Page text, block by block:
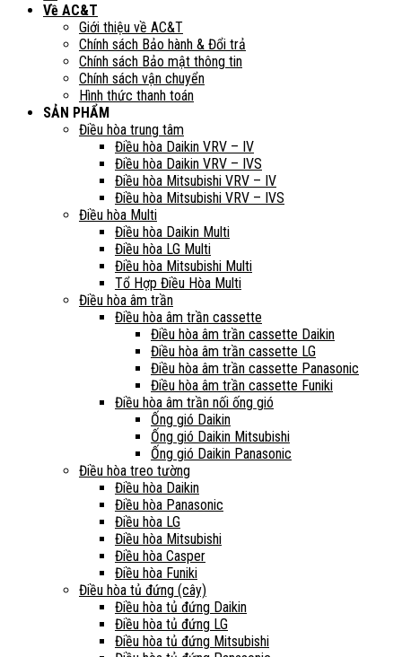
Về AC&T
Giới thiệu về AC&T
Chính sách Bảo hành & Đổi trả
Chính sách Bảo mật thông tin
Chính sách vận chuyển
Hình thức thanh toán
SẢN PHẨM
Điều hòa trung tâm
Điều hòa Daikin VRV – IV
Điều hòa Daikin VRV – IVS
Điều hòa Mitsubishi VRV – IV
Điều hòa Mitsubishi VRV – IVS
Điều hòa Multi
Điều hòa Daikin Multi
Điều hòa LG Multi
Điều hòa Mitsubishi Multi
Tổ Hợp Điều Hòa Multi
Điều hòa âm trần
Điều hòa âm trần cassette
Điều hòa âm trần cassette Daikin
Điều hòa âm trần cassette LG
Điều hòa âm trần cassette Panasonic
Điều hòa âm trần cassette Funiki
Điều hòa âm trần nối ống gió
Ống gió Daikin
Ống gió Daikin Mitsubishi
Ống gió Daikin Panasonic
Điều hòa treo tường
Điều hòa Daikin
Điều hòa Panasonic
Điều hòa LG
Điều hòa Mitsubishi
Điều hòa Casper
Điều hòa Funiki
Điều hòa tủ đứng (cây)
Điều hòa tủ đứng Daikin
Điều hòa tủ đứng LG
Điều hòa tủ đứng Mitsubishi